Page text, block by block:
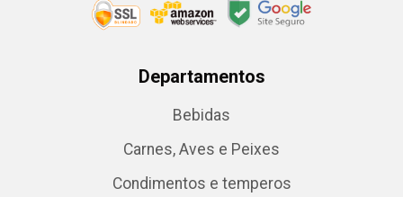
Departamentos
Bebidas
Carnes, Aves e Peixes
Condimentos e temperos